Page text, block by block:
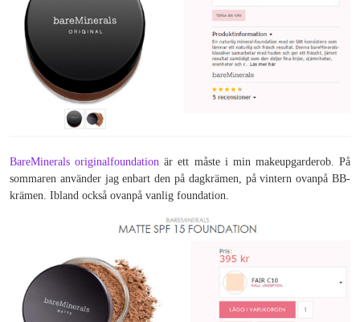
BareMinerals originalfoundation är ett måste i min makeupgarderob. På
sommaren använder jag enbart den på dagkrämen, på vintern ovanpå BB-
krämen. Ibland också ovanpå vanlig foundation.